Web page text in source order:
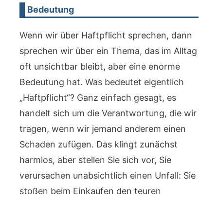
Bedeutung
Wenn wir über Haftpflicht sprechen, dann
sprechen wir über ein Thema, das im Alltag
oft unsichtbar bleibt, aber eine enorme
Bedeutung hat. Was bedeutet eigentlich
„Haftpflicht“? Ganz einfach gesagt, es
handelt sich um die Verantwortung, die wir
tragen, wenn wir jemand anderem einen
Schaden zufügen. Das klingt zunächst
harmlos, aber stellen Sie sich vor, Sie
verursachen unabsichtlich einen Unfall: Sie
stoßen beim Einkaufen den teuren